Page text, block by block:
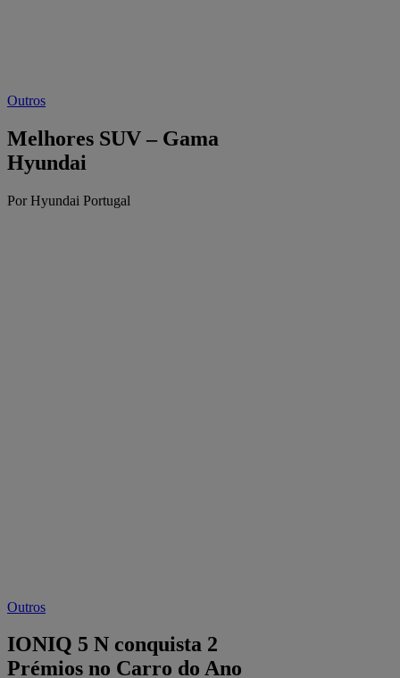
Outros
Melhores SUV – Gama
Hyundai
Por Hyundai Portugal
Outros
IONIQ 5 N conquista 2
Prémios no Carro do Ano